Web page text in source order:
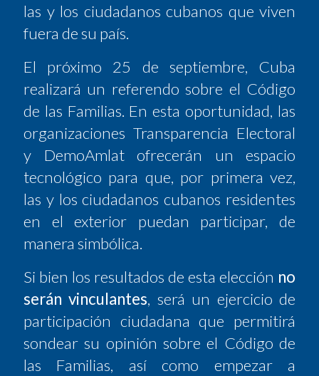
las y los ciudadanos cubanos que viven
fuera de su país.
El próximo 25 de septiembre, Cuba
realizará un referendo sobre el Código
de las Familias. En esta oportunidad, las
organizaciones Transparencia Electoral
y DemoAmlat ofrecerán un espacio
tecnológico para que, por primera vez,
las y los ciudadanos cubanos residentes
en el exterior puedan participar, de
manera simbólica.
Si bien los resultados de esta elección no
serán vinculantes, será un ejercicio de
participación ciudadana que permitirá
sondear su opinión sobre el Código de
las Familias, así como empezar a